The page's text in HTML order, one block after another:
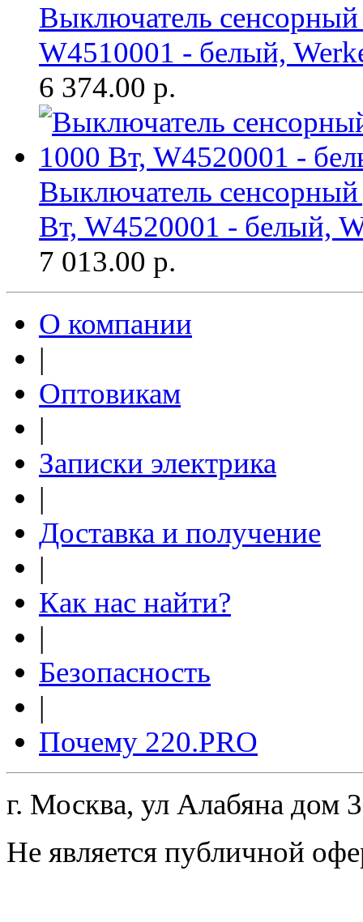
Выключатель сенсорный
W4510001 - белый,
6 374.00 р.
Выключатель
Вт, W4520001 - белый,
7 013.00 р.
О компании
|
Оптовикам
|
Записки электрика
|
Доставка и получение
|
Как нас найти?
|
Безопасность
|
Почему 220.PRO
г. Москва, ул Алабяна дом
Не является публичной